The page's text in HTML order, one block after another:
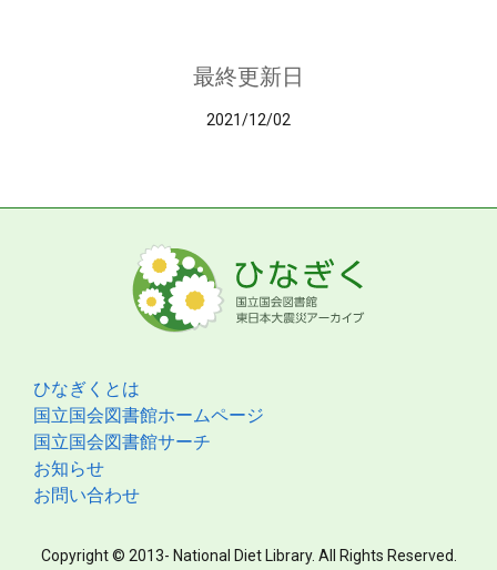
最終更新日
2021/12/02
ひなぎくとは
国立国会図書館ホームページ
国立国会図書館サーチ
お知らせ
お問い合わせ
Copyright © 2013- National Diet Library. All Rights Reserved.